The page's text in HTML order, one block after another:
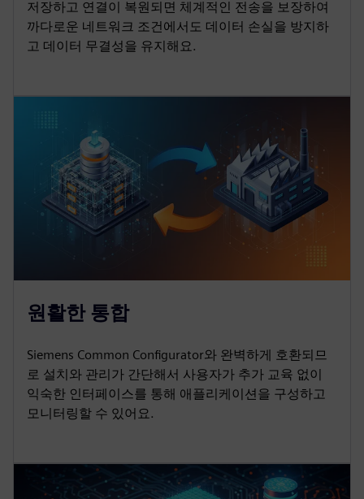
저장하고 연결이 복원되면 체계적인 전송을 보장하여
까다로운 네트워크 조건에서도 데이터 손실을 방지하
고 데이터 무결성을 유지해요.
원활한 통합
Siemens Common Configurator와 완벽하게 호환되므
로 설치와 관리가 간단해서 사용자가 추가 교육 없이
익숙한 인터페이스를 통해 애플리케이션을 구성하고
모니터링할 수 있어요.